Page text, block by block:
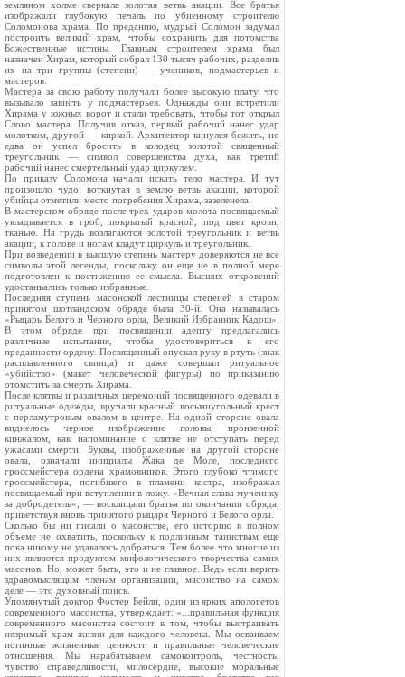
земляном холме сверкала золотая ветвь акации. Все братья
изображали глубокую печаль по убиенному строителю
Соломонова храма. По преданию, мудрый Соломон задумал
построить великий храм, чтобы сохранить для потомства
Божественные истины. Главным строителем храма был
назначен Хирам, который собрал 130 тысяч рабочих, разделив
их на три группы (степени) — учеников, подмастерьев и
мастеров.
Мастера за свою работу получали более высокую плату, что
вызывало зависть у подмастерьев. Однажды они встретили
Хирама у южных ворот и стали требовать, чтобы тот открыл
Слово мастера. Получив отказ, первый рабочий нанес удар
молотком, другой — киркой. Архитектор кинулся бежать, но
едва он успел бросить в колодец золотой священный
треугольник — символ совершенства духа, как третий
рабочий нанес смертельный удар циркулем.
По приказу Соломона начали искать тело мастера. И тут
произошло чудо: воткнутая в землю ветвь акации, которой
убийцы отметили место погребения Хирама, зазеленела.
В мастерском обряде после трех ударов молота посвящаемый
укладывается в гроб, покрытый красной, под цвет крови,
тканью. На грудь возлагаются золотой треугольник и ветвь
акации, к голове и ногам кладут циркуль и треугольник.
При возведении в высшую степень мастеру доверяются не все
символы этой легенды, поскольку он еще не в полной мере
подготовлен к постижению ее смысла. Высших откровений
удостаивались только избранные.
Последняя ступень масонской лестницы степеней в старом
принятом шотландском обряде была 30-й. Она называлась
«Рыцарь Белого и Черного орла, Великий Избранник Кадош».
В этом обряде при посвящении адепту предлагались
различные испытания, чтобы удостовериться в его
преданности ордену. Посвященный опускал руку в ртуть (знак
расплавленного свинца) и даже совершал ритуальное
«убийство» (макет человеческой фигуры) по приказанию
отомстить за смерть Хирама.
После клятвы и различных церемоний посвященного одевали в
ритуальные одежды, вручали красный восьмиугольный крест
с перламутровым овалом в центре. На одной стороне овала
виднелось черное изображение головы, пронзенной
кинжалом, как напоминание о клятве не отступать перед
ужасами смерти. Буквы, изображенные на другой стороне
овала, означали инициалы Жака де Моле, последнего
гроссмейстера ордена храмовников. Этого глубоко чтимого
гроссмейстера, погибшего в пламени костра, изображал
посвящаемый при вступлении в ложу. «Вечная слава мученику
за добродетель», — восклицали братья по окончании обряда,
приветствуя вновь принятого рыцаря Черного и Белого орла.
Сколько бы ни писали о масонстве, его историю в полном
объеме не охватить, поскольку к подлинным таинствам еще
пока никому не удавалось добраться. Тем более что многие из
них являются продуктом мифологического творчества самих
масонов. Но, может быть, это и не главное. Ведь если верить
здравомыслящим членам организации, масонство на самом
деле — это духовный поиск.
Упомянутый доктор Фостер Бейли, один из ярких апологетов
современного масонства, утверждает: «...правильная функция
современного масонства состоит в том, чтобы выстраивать
незримый храм жизни для каждого человека. Мы осваиваем
истинные жизненные ценности и правильные человеческие
отношения. Мы нарабатываем самоконтроль, честность,
чувство справедливости, милосердие, высокие моральные